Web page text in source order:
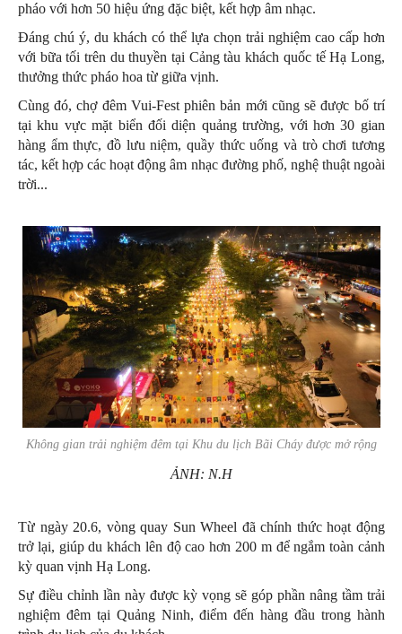
pháo với hơn 50 hiệu ứng đặc biệt, kết hợp âm nhạc.
Đáng chú ý, du khách có thể lựa chọn trải nghiệm cao cấp hơn
với bữa tối trên du thuyền tại Cảng tàu khách quốc tế Hạ Long,
thưởng thức pháo hoa từ giữa vịnh.
Cùng đó, chợ đêm Vui-Fest phiên bản mới cũng sẽ được bố trí
tại khu vực mặt biển đối diện quảng trường, với hơn 30 gian
hàng ẩm thực, đồ lưu niệm, quầy thức uống và trò chơi tương
tác, kết hợp các hoạt động âm nhạc đường phố, nghệ thuật ngoài
trời...
Không gian trải nghiệm đêm tại Khu du lịch Bãi Cháy được mở rộng
ẢNH: N.H
Từ ngày 20.6, vòng quay Sun Wheel đã chính thức hoạt động
trở lại, giúp du khách lên độ cao hơn 200 m để ngắm toàn cảnh
kỳ quan vịnh Hạ Long.
Sự điều chỉnh lần này được kỳ vọng sẽ góp phần nâng tầm trải
nghiệm đêm tại Quảng Ninh, điểm đến hàng đầu trong hành